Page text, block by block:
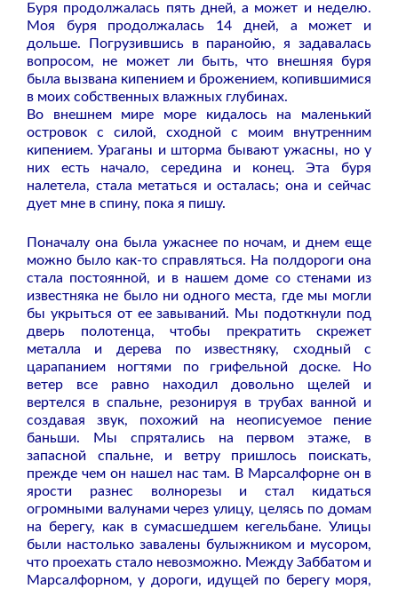
Буря продолжалась пять дней, а может и неделю.
Моя буря продолжалась 14 дней, а может и
дольше. Погрузившись в паранойю, я задавалась
вопросом, не может ли быть, что внешняя буря
была вызвана кипением и брожением, копившимися
в моих собственных влажных глубинах.
Во внешнем мире море кидалось на маленький
островок с силой, сходной с моим внутренним
кипением. Ураганы и шторма бывают ужасны, но у
них есть начало, середина и конец. Эта буря
налетела, стала метаться и осталась; она и сейчас
дует мне в спину, пока я пишу.
Поначалу она была ужаснее по ночам, и днем еще
можно было как-то справляться. На полдороги она
стала постоянной, и в нашем доме со стенами из
известняка не было ни одного места, где мы могли
бы укрыться от ее завываний. Мы подоткнули под
дверь полотенца, чтобы прекратить скрежет
металла и дерева по известняку, сходный с
царапанием ногтями по грифельной доске. Но
ветер все равно находил довольно щелей и
вертелся в спальне, резонируя в трубах ванной и
создавая звук, похожий на неописуемое пение
баньши. Мы спрятались на первом этаже, в
запасной спальне, и ветру пришлось поискать,
прежде чем он нашел нас там. В Марсалфорне он в
ярости разнес волнорезы и стал кидаться
огромными валунами через улицу, целясь по домам
на берегу, как в сумасшедшем кегельбане. Улицы
были настолько завалены булыжником и мусором,
что проехать стало невозможно. Между Заббатом и
Марсалфорном, у дороги, идущей по берегу моря,